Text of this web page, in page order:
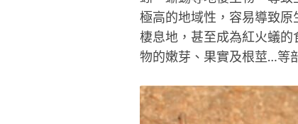
極高的地域性，容易導致
棲息地，甚至成為紅火蟻
物的嫩芽、果實及根莖…等